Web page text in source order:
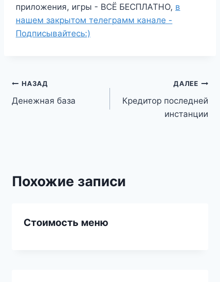
приложения, игры - ВСЁ БЕСПЛАТНО, в
нашем закрытом телеграмм канале -
Подписывайтесь:)
Навигация
по
НАЗАД
Денежная база
ДАЛЕЕ
Кредитор последней
инстанции
Похожие записи
Стоимость меню